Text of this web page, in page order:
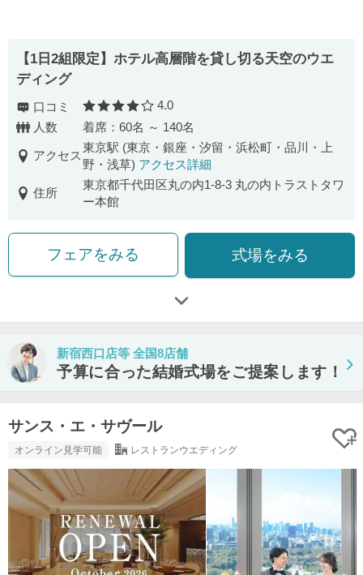
【1日2組限定】ホテル高層階を貸し切る天空のウエ
ディング
口コミ 口コミ評価
4.0
人数
着席：60名 ～ 140名
アクセス
東京駅 (東京・銀座・汐留・浜松町・品川・上
野・浅草) アクセス詳細
住所
東京都千代田区丸の内1-8-3 丸の内トラストタワ
ー本館
フェアをみる 式場をみる
新宿西口店等 全国8店舗
予算に合った結婚式場をご提案します！
サンス・エ・サヴール
オンライン見学可能 レストランウエディング